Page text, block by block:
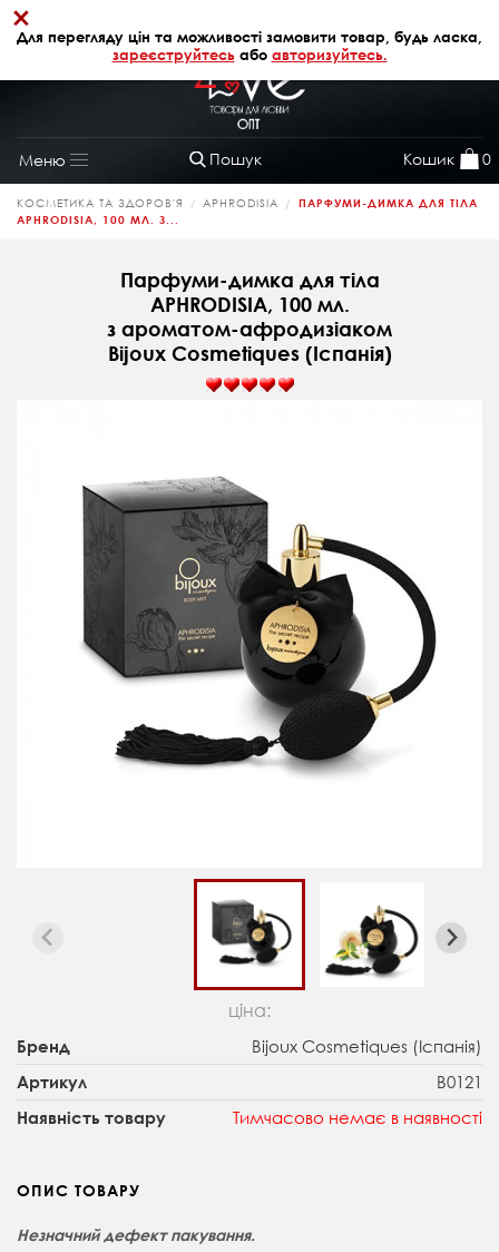
Для перегляду цін та можливості замовити товар, будь ласка,
зареєструйтесьабо авторизуйтесь.
×
Пошук Кошик 0
Меню
Toggle
navigation
КОСМЕТИКА ТА ЗДОРОВ'Я APHRODISIA
ПАРФУМИ-ДИМКА ДЛЯ ТІЛА
APHRODISIA, 100 МЛ. З...
Парфуми-димка для тіла
APHRODISIA, 100 мл.
з ароматом-афродизіаком
Bijoux Cosmetiques (Іспанія)
ціна:
Бренд Bijoux Cosmetiques (Іспанія)
Артикул B0121
Наявність товару Тимчасово немає в наявності
ОПИС ТОВАРУ
Незначний дефект пакування.